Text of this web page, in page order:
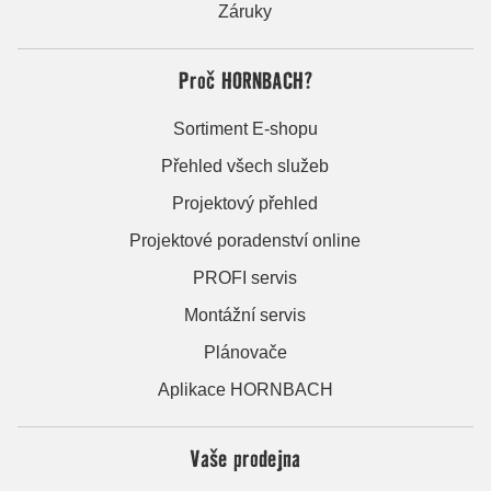
Záruky
Proč HORNBACH?
Sortiment E-shopu
Přehled všech služeb
Projektový přehled
Projektové poradenství online
PROFI servis
Montážní servis
Plánovače
Aplikace HORNBACH
Vaše prodejna